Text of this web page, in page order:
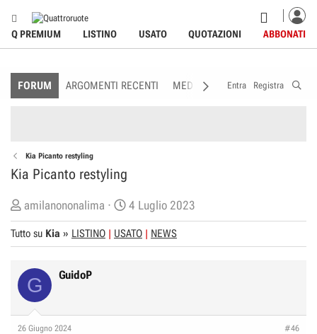
Q PREMIUM LISTINO USATO QUOTAZIONI ABBONATI
FORUM ARGOMENTI RECENTI MEDIA MEMBRI
Entra Registra
Kia Picanto restyling
Kia Picanto restyling
C
r
e
t
o
e
amilanononalima
D
a
t
4 Luglio 2023
Tutto su Kia » LISTINO USATO NEWS
G GuidoP
26 Giugno 2024 #46